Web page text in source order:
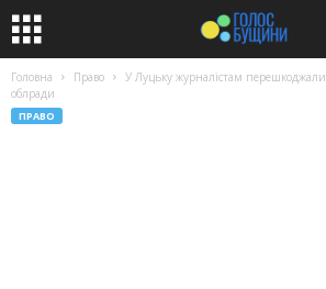
Головна Право
У Луцьку журналістам
облради
ПРАВО